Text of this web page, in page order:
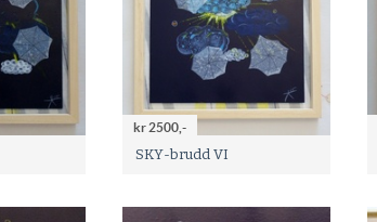
kr 2500,-
SKY-brudd VI